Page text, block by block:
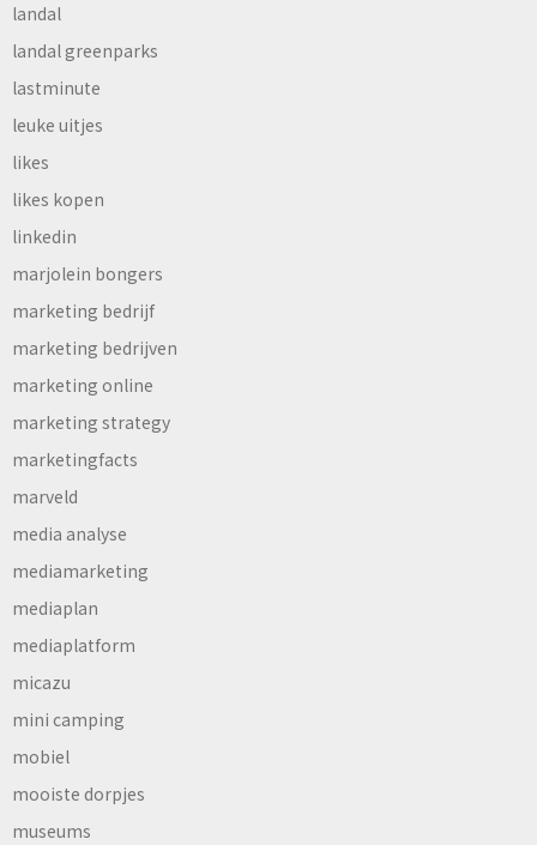
landal
landal greenparks
lastminute
leuke uitjes
likes
likes kopen
linkedin
marjolein bongers
marketing bedrijf
marketing bedrijven
marketing online
marketing strategy
marketingfacts
marveld
media analyse
mediamarketing
mediaplan
mediaplatform
micazu
mini camping
mobiel
mooiste dorpjes
museums